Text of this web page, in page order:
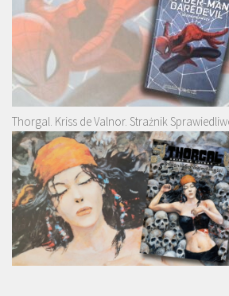
Thorgal. Kriss de Valnor. Strażnik